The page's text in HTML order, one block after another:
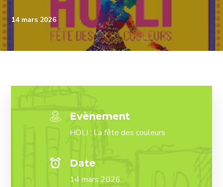
14 mars 2026
Evènement
HOLI : La fête des couleurs
Date
14 mars 2026